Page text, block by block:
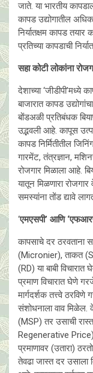
जाते. या भारतीय
कापड उद्योगातील
निर्यातक्षम कापड
प्रतिच्या कापडाची
सहा कोटी लोकांना
देशाच्या ‘जीडीपी’मध्ये
बाजारात कापड
बोंडअळी प्रतिबंधक
उद्भवली आहे. कापूस
कापड निर्मितीतील
गारमेंट, तंत्रज्ञान,
रोजगार मिळाला आहे.
यातून मिळणारा रोजगार
समस्यांना तोंड द्यावे
‘एमएसपी’ आणि
कापसाचे दर ठरवताना
(Micronier), ताकत
(RD) या बाबी विचारात
प्रमाण विचारात घेणे
मार्गदर्शक तत्त्वे
संशोधनाला वाव
(MSP) तर उसाची
Regenerative Price)
प्रमाणावर (उतारा)
तेवढा जास्त दर उसाला